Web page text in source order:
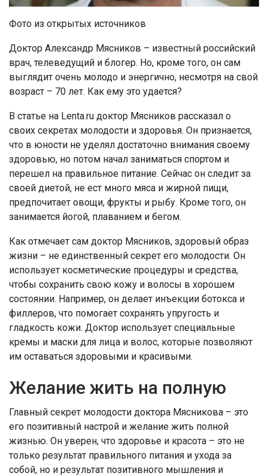
Фото из открытых источников
Доктор Александр Мясников – известный российский
врач, телеведущий и блогер. Но, кроме того, он сам
выглядит очень молодо и энергично, несмотря на свой
возраст – 70 лет. Как ему это удается?
В статье на Lenta.ru доктор Мясников рассказал о
своих секретах молодости и здоровья. Он признается,
что в юности не уделял достаточно внимания своему
здоровью, но потом начал заниматься спортом и
перешел на правильное питание. Сейчас он следит за
своей диетой, не ест много мяса и жирной пищи,
предпочитает овощи, фрукты и рыбу. Кроме того, он
занимается йогой, плаванием и бегом.
Как отмечает сам доктор Мясников, здоровый образ
жизни – не единственный секрет его молодости. Он
использует косметические процедуры и средства,
чтобы сохранить свою кожу и волосы в хорошем
состоянии. Например, он делает инъекции ботокса и
филлеров, что помогает сохранять упругость и
гладкость кожи. Доктор использует специальные
кремы и маски для лица и волос, которые позволяют
им оставаться здоровыми и красивыми.
Желание жить на полную
Главный секрет молодости доктора Мясникова – это
его позитивный настрой и желание жить полной
жизнью. Он уверен, что здоровье и красота – это не
только результат правильного питания и ухода за
собой, но и результат позитивного мышления и